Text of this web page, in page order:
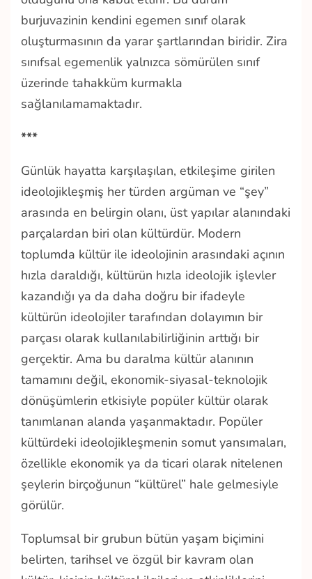
burjuvazinin kendini egemen sınıf olarak
oluşturmasının da yarar şartlarından biridir. Zira
sınıfsal egemenlik yalnızca sömürülen sınıf
üzerinde tahakküm kurmakla
sağlanılamamaktadır.
***
Günlük hayatta karşılaşılan, etkileşime girilen
ideolojikleşmiş her türden argüman ve “şey”
arasında en belirgin olanı, üst yapılar alanındaki
parçalardan biri olan kültürdür. Modern
toplumda kültür ile ideolojinin arasındaki açının
hızla daraldığı, kültürün hızla ideolojik işlevler
kazandığı ya da daha doğru bir ifadeyle
kültürün ideolojiler tarafından dolayımın bir
parçası olarak kullanılabilirliğinin arttığı bir
gerçektir. Ama bu daralma kültür alanının
tamamını değil, ekonomik-siyasal-teknolojik
dönüşümlerin etkisiyle popüler kültür olarak
tanımlanan alanda yaşanmaktadır. Popüler
kültürdeki ideolojikleşmenin somut yansımaları,
özellikle ekonomik ya da ticari olarak nitelenen
şeylerin birçoğunun “kültürel” hale gelmesiyle
görülür.
Toplumsal bir grubun bütün yaşam biçimini
belirten, tarihsel ve özgül bir kavram olan